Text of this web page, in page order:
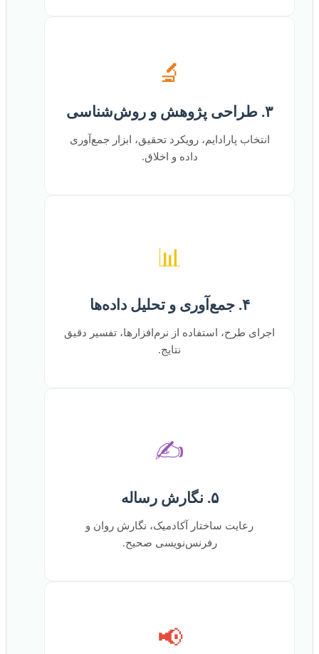
🔬
۳. طراحی پژوهش و روش‌شناسی
انتخاب پارادایم، رویکرد تحقیق، ابزار جمع‌آوری
داده و اخلاق.
📊
۴. جمع‌آوری و تحلیل داده‌ها
اجرای طرح، استفاده از نرم‌افزارها، تفسیر دقیق
نتایج.
✍️
۵. نگارش رساله
رعایت ساختار آکادمیک، نگارش روان و
رفرنس‌نویسی صحیح.
📢